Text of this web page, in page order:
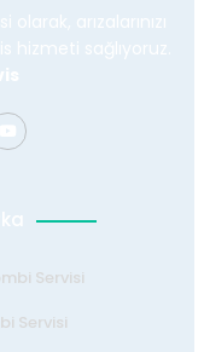
arızalarınızı
hizmeti sağlıyoruz.
Servisi
Servisi